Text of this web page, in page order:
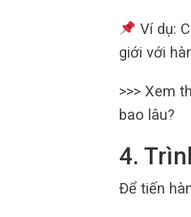
Ví dụ:
giới với
>>> Xem
bao lâu?
4.
Để tiến